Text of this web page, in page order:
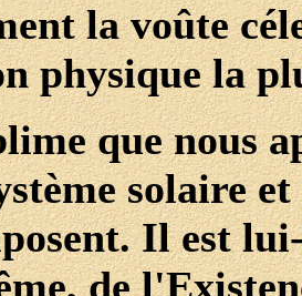
la voûte
physique la
que nous
solaire
Il est
de